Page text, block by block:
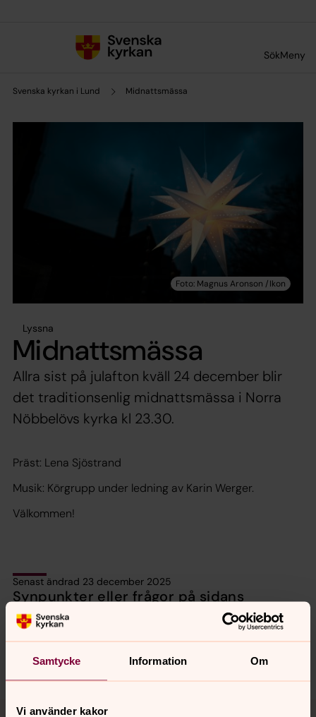
Samtycke Information Om
Vi använder kakor
SökMeny
Svenska kyrkan i Lund Midnattsmässa
Lyssna
Midnattsmässa
Allra sist på julafton kväll 24 december blir
det traditionsenlig midnattsmässa i Norra
Nöbbelövs kyrka kl 23.30.
Präst: Lena Sjöstrand
Musik: Körgrupp under ledning av Karin Werger.
Välkommen!
Senast ändrad 23 december 2025
Synpunkter eller frågor på sidans
innehåll?
Dela
Tillbaka till toppen
Tillbaka till innehållet